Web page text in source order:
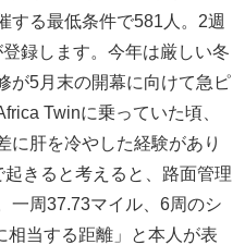
する最低条件で581人。2週
録します。今年は厳しい冬
が5月末の開幕に向けて急ピ
Twinに乗っていた頃、
に肝を冷やした経験があり
きると考えると、路面管理
一周37.73マイル、6周のシ
相当する距離」と本人が表